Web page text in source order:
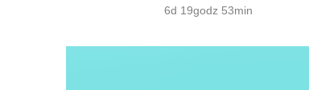
6d 19godz 53min